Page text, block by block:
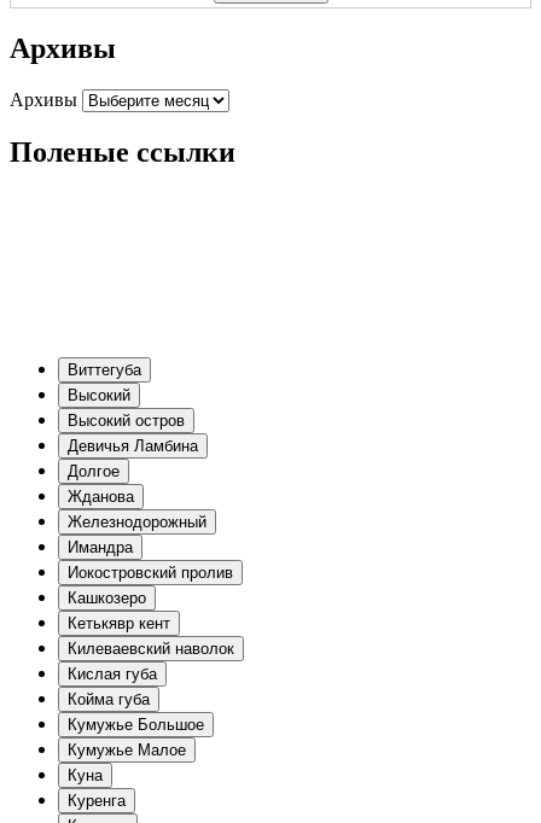
Архивы
Архивы
Поленые ссылки
Виттегуба
Высокий
Высокий остров
Девичья Ламбина
Долгое
Жданова
Железнодорожный
Имандра
Иокостровский пролив
Кашкозеро
Кетькявр кент
Килеваевский наволок
Кислая губа
Койма губа
Кумужье Большое
Кумужье Малое
Куна
Куренга